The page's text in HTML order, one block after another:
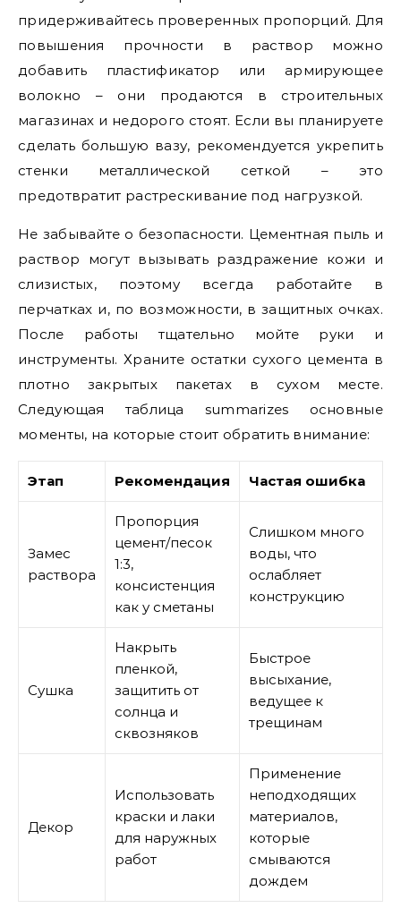
придерживайтесь проверенных пропорций. Для
повышения прочности в раствор можно
добавить пластификатор или армирующее
волокно – они продаются в строительных
магазинах и недорого стоят. Если вы планируете
сделать большую вазу, рекомендуется укрепить
стенки металлической сеткой – это
предотвратит растрескивание под нагрузкой.
Не забывайте о безопасности. Цементная пыль и
раствор могут вызывать раздражение кожи и
слизистых, поэтому всегда работайте в
перчатках и, по возможности, в защитных очках.
После работы тщательно мойте руки и
инструменты. Храните остатки сухого цемента в
плотно закрытых пакетах в сухом месте.
Следующая таблица summarizes основные
моменты, на которые стоит обратить внимание:
Этап Рекомендация Частая ошибка
Замес
раствора
Пропорция
цемент/песок
1:3,
консистенция
как у сметаны
Слишком много
воды, что
ослабляет
конструкцию
Сушка
Накрыть
пленкой,
защитить от
солнца и
сквозняков
Быстрое
высыхание,
ведущее к
трещинам
Декор
Использовать
краски и лаки
для наружных
работ
Применение
неподходящих
материалов,
которые
смываются
дождем